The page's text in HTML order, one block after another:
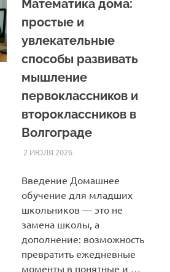
Математика дома:
простые и
увлекательные
способы развивать
мышление
первоклассников и
второклассников в
Волгограде
2 ИЮЛЯ 2026HOMELESSONS
СТАТЬИ
Введение Домашнее
обучение для младших
школьников — это не
замена школы, а
дополнение: возможность
превратить ежедневные
моменты в понятные и …